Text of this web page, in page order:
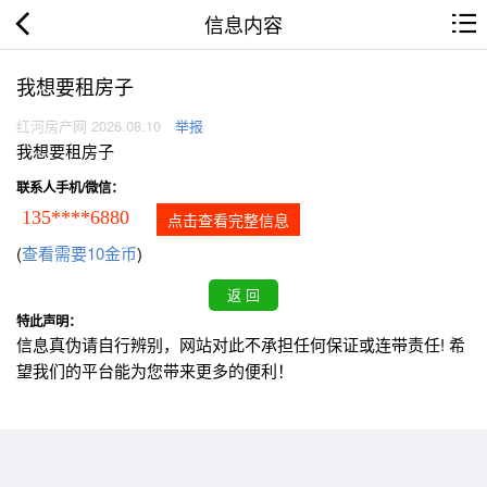
信息内容
我想要租房子
红河房产网 2026.08.10 举报
我想要租房子
联系人手机/微信：
135****6880 点击查看完整信息
(查看需要10金币)
特此声明：
信息真伪请自行辨别，网站对此不承担任何保证或连带责任! 希
望我们的平台能为您带来更多的便利！